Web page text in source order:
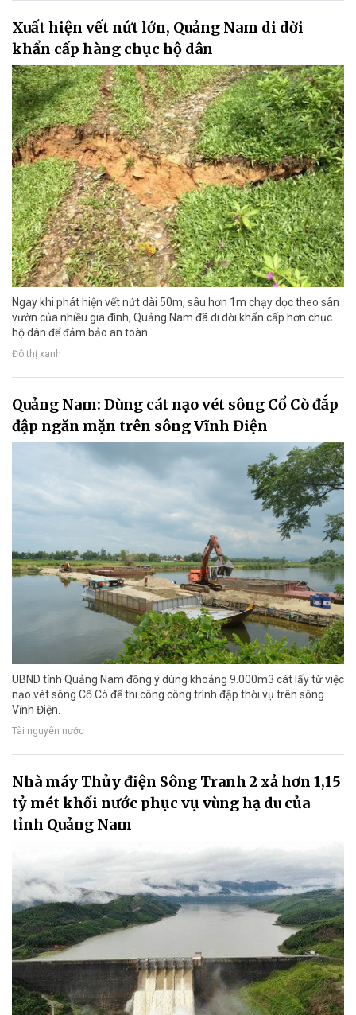
Xuất hiện vết nứt lớn, Quảng Nam di dời
khẩn cấp hàng chục hộ dân
Ngay khi phát hiện vết nứt dài 50m, sâu hơn 1m chạy dọc theo sân
vườn của nhiều gia đình, Quảng Nam đã di dời khẩn cấp hơn chục
hộ dân để đảm bảo an toàn.
Đô thị xanh
Quảng Nam: Dùng cát nạo vét sông Cổ Cò đắp
đập ngăn mặn trên sông Vĩnh Điện
UBND tỉnh Quảng Nam đồng ý dùng khoảng 9.000m3 cát lấy từ việc
nạo vét sông Cổ Cò để thi công công trình đập thời vụ trên sông
Vĩnh Điện.
Tài nguyên nước
Nhà máy Thủy điện Sông Tranh 2 xả hơn 1,15
tỷ mét khối nước phục vụ vùng hạ du của
tỉnh Quảng Nam